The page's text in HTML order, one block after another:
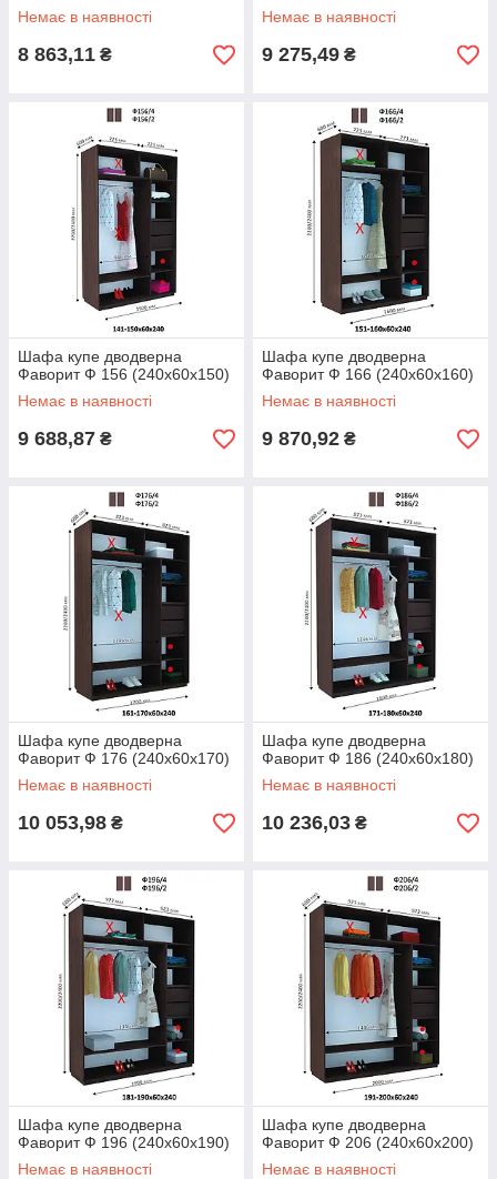
Немає в наявності
8 863,11 ₴
Немає в наявності
9 275,49 ₴
Шафа купе дводверна
Фаворит Ф 156 (240х60х150)
Немає в наявності
9 688,87 ₴
Шафа купе дводверна
Фаворит Ф 166 (240х60х160)
Немає в наявності
9 870,92 ₴
Шафа купе дводверна
Фаворит Ф 176 (240х60х170)
Немає в наявності
10 053,98 ₴
Шафа купе дводверна
Фаворит Ф 186 (240х60х180)
Немає в наявності
10 236,03 ₴
Шафа купе дводверна
Фаворит Ф 196 (240х60х190)
Немає в наявності
Шафа купе дводверна
Фаворит Ф 206 (240х60х200)
Немає в наявності